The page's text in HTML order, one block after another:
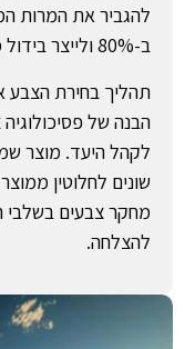
להגביר את המרות
ב-80% ולייצר בידול משמעותי מול המתחרים על המדף.
תהליך בחירת הצבע
הבנה של
לקהל היעד. מוצר
שונים לחלוטין
מחקר צבעים בשלבי
להצלחה.